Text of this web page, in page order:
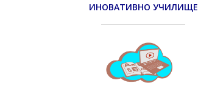
ИНОВАТИВНО УЧИЛИЩЕ